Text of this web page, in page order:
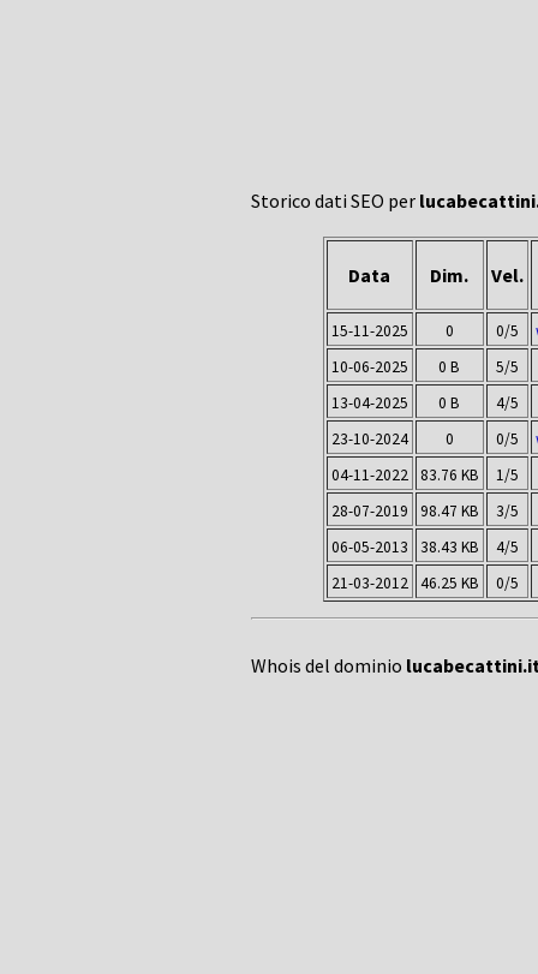
Storico dati SEO per
Data Dim. Vel.
15-11-2025 0 0/5
10-06-2025
0 B
5/5
13-04-2025
0 B
4/5
23-10-2024
0 0/5
04-11-2022
83.76 KB
1/5
28-07-2019
98.47 KB
3/5
06-05-2013
38.43 KB
4/5
21-03-2012
46.25 KB 0/5
Whois del dominio